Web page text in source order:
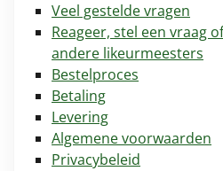
Veel gestelde vragen
Reageer, stel een vraag
andere likeurmeesters
Bestelproces
Betaling
Levering
Algemene voorwaarden
Privacybeleid